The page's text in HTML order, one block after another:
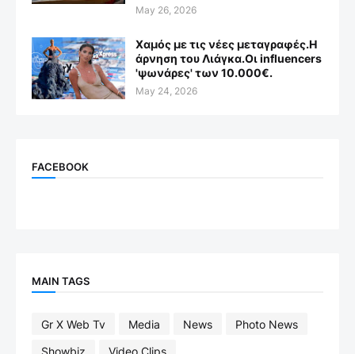
May 26, 2026
Χαμός με τις νέες μεταγραφές.Η
άρνηση του Λιάγκα.Οι influencers
'ψωνάρες' των 10.000€.
May 24, 2026
FACEBOOK
MAIN TAGS
Gr X Web Tv Media News
Photo News
Showbiz
Video Clips